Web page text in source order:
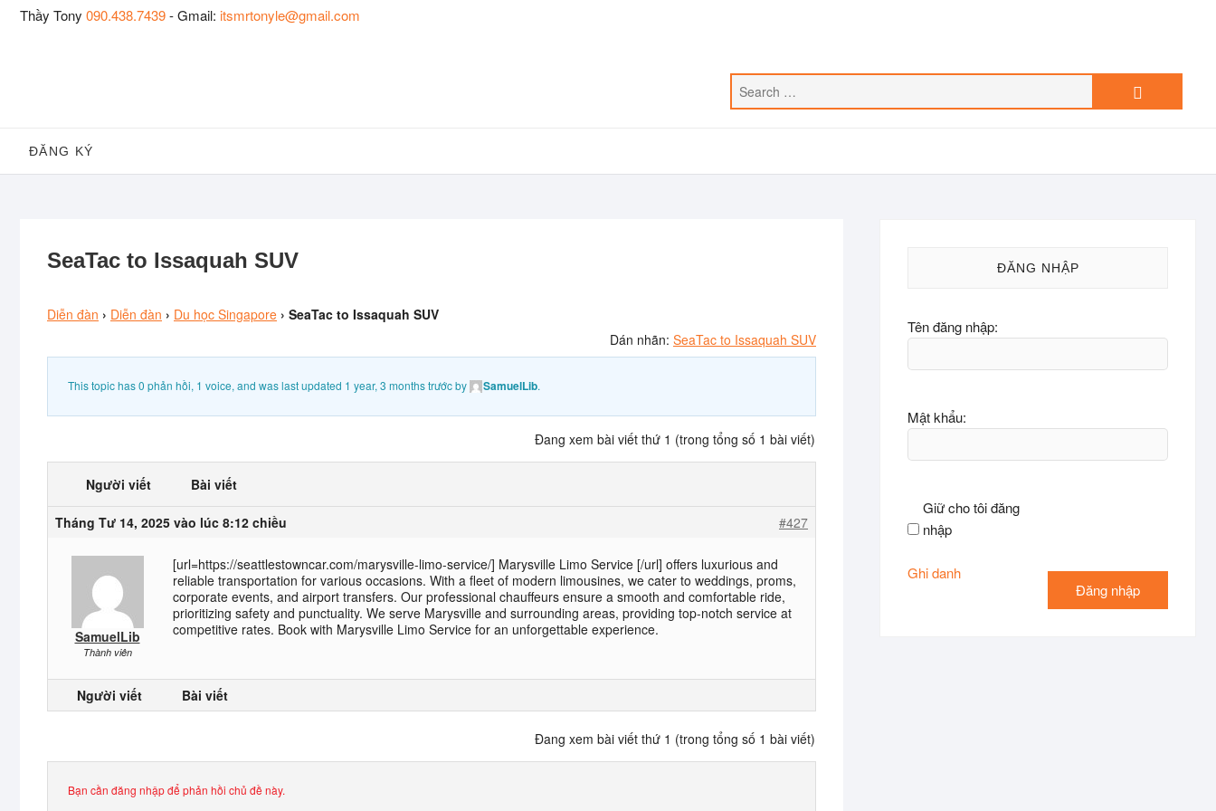
SkipThầy Tony 090.438.7439- Gmail: itsmrtonyle@gmail.com
Search
ĐĂNG KÝ
SeaTac to Issaquah SUV
Diễn đàn › Diễn đàn › Du học Singapore › SeaTac to Issaquah SUV
Dán nhãn: SeaTac to Issaquah SUV
This topic has 0 phản hồi, 1 voice, and was last updated 1 year, 3 months trướcby SamuelLib.
Đang xem bài viết thứ 1 (trong tổng số 1 bài viết)
Người viết Bài viết
Tháng Tư 14, 2025 vào lúc 8:12 chiều #427
SamuelLib
Thành viên
[url=https://seattlestowncar.com/marysville-limo-service/] Marysville Limo Service [/url] offers luxurious and
reliable transportation for various occasions. With a fleet of modern limousines, we cater to weddings, proms,
corporate events, and airport transfers. Our professional chauffeurs ensure a smooth and comfortable ride,
prioritizing safety and punctuality. We serve Marysville and surrounding areas, providing top-notch service at
competitive rates. Book with Marysville Limo Service for an unforgettable experience.
Người viết Bài viết
Đang xem bài viết thứ 1 (trong tổng số 1 bài viết)
Bạn cần đăng nhập để phản hồi chủ đề này.
ĐĂNG NHẬP
Tên đăng nhập:
Mật khẩu:
Giữ cho tôi đăng
nhập
Đăng nhập
Ghi danh